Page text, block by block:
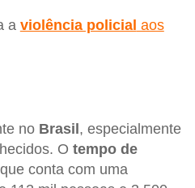
a violência policial aos
no Brasil , especialmente
O tempo de
conta com uma